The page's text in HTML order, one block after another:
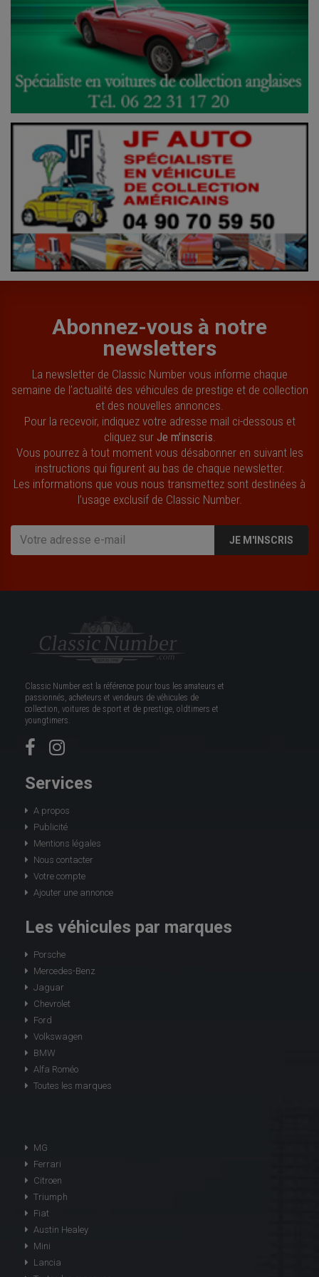
Abonnez-vous à notre
newsletters
La newsletter de Classic Number vous informe chaque
semaine de l’actualité des véhicules de prestige et de collection
et des nouvelles annonces.
Pour la recevoir, indiquez votre adresse mail ci-dessous et
cliquez sur Je m'inscris.
Vous pourrez à tout moment vous désabonner en suivant les
instructions qui figurent au bas de chaque newsletter.
Les informations que vous nous transmettez sont destinées à
l’usage exclusif de Classic Number.
JE M'INSCRIS
Classic Number est la référence pour tous les amateurs et
passionnés, acheteurs et vendeurs de véhicules de
collection, voitures de sport et de prestige, oldtimers et
youngtimers.
Services
A propos
Publicité
Mentions légales
Nous contacter
Votre compte
Ajouter une annonce
Les véhicules par marques
Porsche
Mercedes-Benz
Jaguar
Chevrolet
Ford
Volkswagen
BMW
Alfa Roméo
Toutes les marques
MG
Ferrari
Citroen
Triumph
Fiat
Austin Healey
Mini
Lancia